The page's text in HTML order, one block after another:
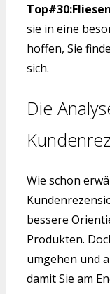
sie in eine
hoffen, Sie
sich.
Die
Wie schon
bessere
Produkten.
umgehen und
damit Sie am